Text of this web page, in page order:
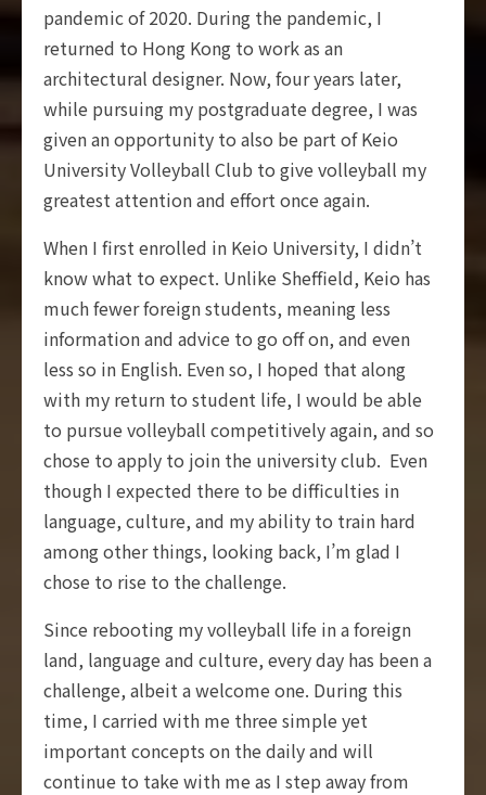
pandemic of 2020. During the pandemic, I
returned to Hong Kong to work as an
architectural designer. Now, four years later,
while pursuing my postgraduate degree, I was
given an opportunity to also be part of Keio
University Volleyball Club to give volleyball my
greatest attention and effort once again.
When I first enrolled in Keio University, I didn’t
know what to expect. Unlike Sheffield, Keio has
much fewer foreign students, meaning less
information and advice to go off on, and even
less so in English. Even so, I hoped that along
with my return to student life, I would be able
to pursue volleyball competitively again, and so
chose to apply to join the university club. Even
though I expected there to be difficulties in
language, culture, and my ability to train hard
among other things, looking back, I’m glad I
chose to rise to the challenge.
Since rebooting my volleyball life in a foreign
land, language and culture, every day has been a
challenge, albeit a welcome one. During this
time, I carried with me three simple yet
important concepts on the daily and will
continue to take with me as I step away from